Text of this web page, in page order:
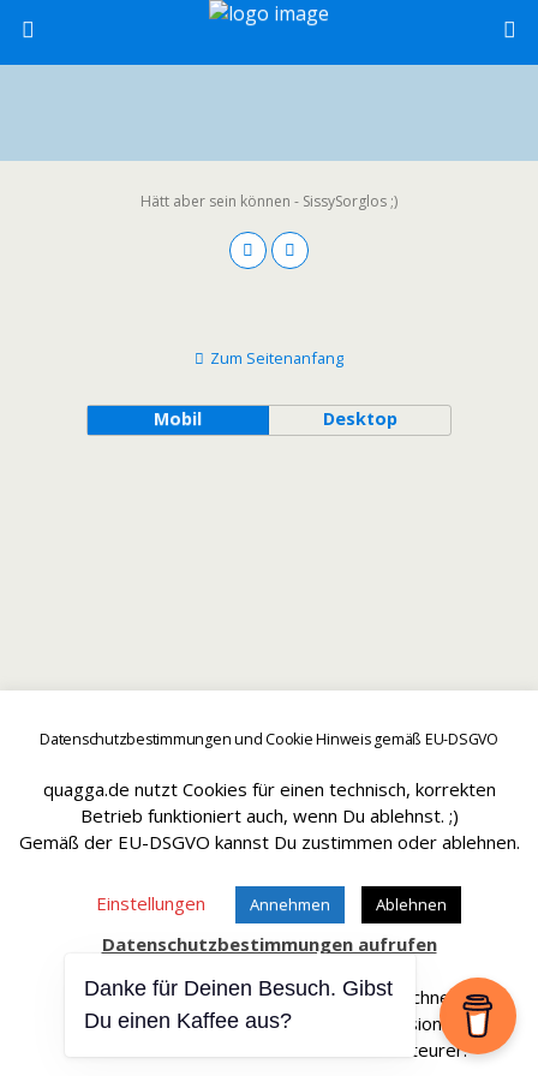
Hätt aber sein können - SissySorglos ;)
Datenschutzbestimmungen und Cookie Hinweis gemäß EU-DSGVO
quagga.de nutzt Cookies für einen technisch, korrekten
Betrieb funktioniert auch, wenn Du ablehnst. ;)
Gemäß der EU-DSGVO kannst Du zustimmen oder ablehnen.
Einstellungen Annehmen Ablehnen
Datenschutzbestimmungen aufrufen
Affiliate Links sind mit einem * gekennteichnet.
Wir erhalten bei einem Kauf eine Provision.
Die Artikel werden für Dich dadurch nicht teurer.
Zum Seitenanfang
Mobil Desktop
Danke für Deinen Besuch. Gibst
Du einen Kaffee aus?